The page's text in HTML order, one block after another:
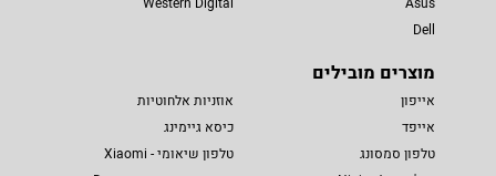
Dell
מוצרים מובילים
אייפון
אייפד
טלפון סמסונג
אוזניות אלחוטיות
כיסא גיימינג
טלפון שיאומי - Xiaomi